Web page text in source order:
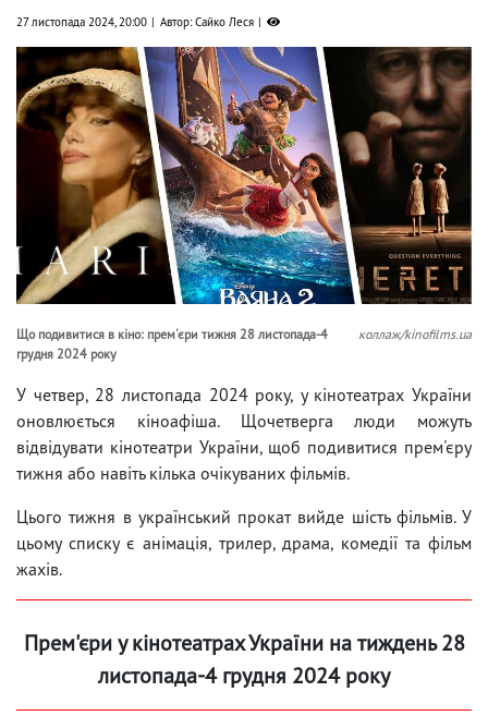
27 листопада 2024, 20:00 Автор: Сайко Леся
Що подивитися в кіно: прем'єри тижня 28 листопада-4
грудня 2024 року
коллаж/kinofilms.ua
У четвер, 28 листопада 2024 року, у кінотеатрах України
оновлюється кіноафіша. Щочетверга люди можуть
відвідувати кінотеатри України, щоб подивитися прем'єру
тижня або навіть кілька очікуваних фільмів.
Цього тижня в український прокат вийде шість фільмів. У
цьому списку є анімація, трилер, драма, комедії та фільм
жахів.
Прем'єри у кінотеатрах України на тиждень 28
листопада-4 грудня 2024 року